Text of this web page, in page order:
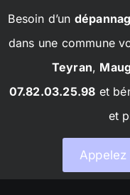
Besoin d’un
dans une commune
Teyran,
07.82.03.25.98 et
et